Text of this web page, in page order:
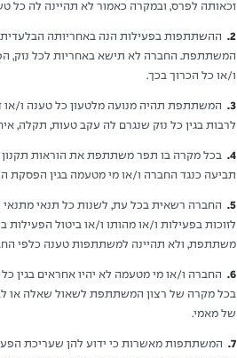
זכאותה לפרס, ובמקרה כאמור לא תהיינה לה כל
2.
ההשתתפות בפעילות הנה באחריותה
המשתתפת. החברה לא תישא באחריות לכל נזק,
ו/או כל הכרוך בכך.
3.
המשתתפת תהיה מנועה מלטעון כל טענה ו/או
לרבות בגין כל נזק שנגרם לה עקב טעות, תקלה,
4.
בכל מקרה בו תפר משתתפת את הוראות
תביעה כנגד החברה ו/או מי מטעמה בגין הפסקת
5.
החברה רשאית בכל עת, לשנות כל תנאי מתנאי
לזוכות בפעילות ו/או מהותו ו/או ביטול
משתתפת, ולא תהיינה למשתתפות טענה כלפי
6.
החברה ו/או מי מטעמה לא יהיו אחראים בגין
בכל מקרה של רצון המשתתפת לשאול שאלה או
של מאמי.
7.
המשתתפות מאשרות כי ידוע להן שעריכת